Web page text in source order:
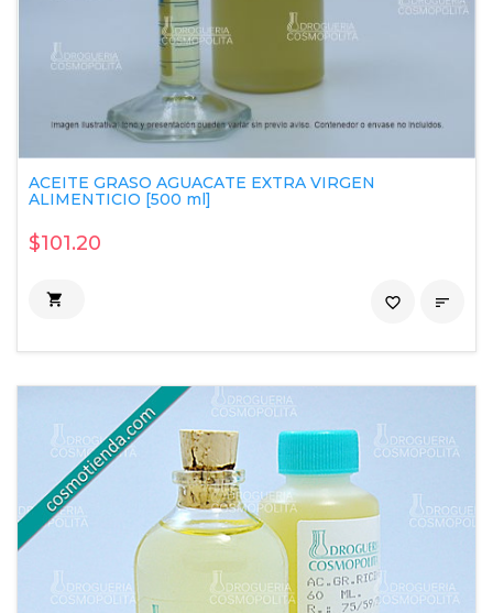
ACEITE GRASO AGUACATE EXTRA VIRGEN
ALIMENTICIO [500 ml]
$101.20
 
favorite_border